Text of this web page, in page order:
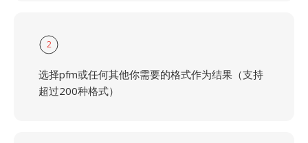
2
选择pfm或任何其他你需要的格式作为结果（支持
超过200种格式）